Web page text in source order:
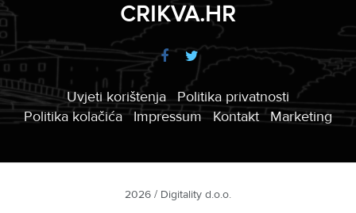
CRIKVA.HR
Uvjeti korištenja
Politika privatnosti
Politika kolačića
Impressum Kontakt Marketing
2026 / Digitality d.o.o.